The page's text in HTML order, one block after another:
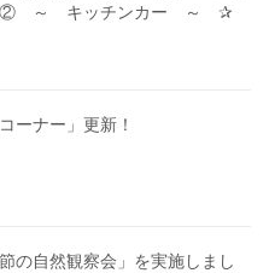
② ～ キッチンカー ～ ✰
ーナー」更新！
の自然観察会」を実施しまし